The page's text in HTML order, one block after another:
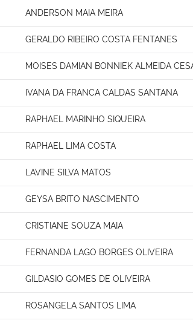
ANDERSON MAIA MEIRA
GERALDO RIBEIRO COSTA FENTANES
MOISES DAMIAN BONNIEK ALMEIDA
IVANA DA FRANCA CALDAS SANTANA
RAPHAEL MARINHO SIQUEIRA
RAPHAEL LIMA COSTA
LAVINE SILVA MATOS
GEYSA BRITO NASCIMENTO
CRISTIANE SOUZA MAIA
FERNANDA LAGO BORGES OLIVEIRA
GILDASIO GOMES DE OLIVEIRA
ROSANGELA SANTOS LIMA